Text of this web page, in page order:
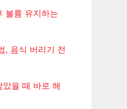
볼륨 유지하는
, 음식 버리기 전
을 때 바로 해